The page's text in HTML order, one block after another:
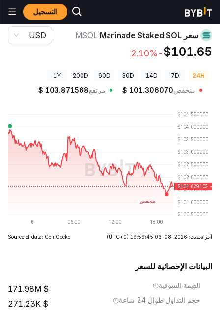
التسجيل أسعار العملات الرقمية
سعر Marinade Staked SOL MSOL
$101.65
-2.10%
USD
24H
7D
14D
30D
60D
200D
1Y
منخفض $ 101.306070 مرتفع $ 103.871568
آخر تحديث: 2026-08-06 19:59:45 (UTC+0)
Source of data: CoinGecko
البيانات الإحصائية للسعر
القيمة السوقية 171.98M
حجم التداول طوال 24 ساعة 271.23K